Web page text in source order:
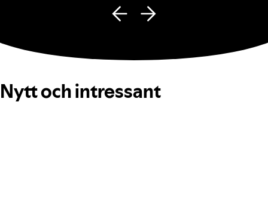
Nytt och intressant